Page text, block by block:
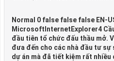
Normal 0 false false false EN-
MicrosoftInternetExplorer4
đầu tiên tổ chức đấu thầu mở.
đưa đến cho các nhà đầu tư
dự án mà đã tiết kiệm rất